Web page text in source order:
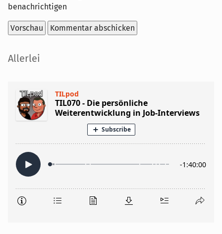
benachrichtigen
Seitenleiste
Allerlei